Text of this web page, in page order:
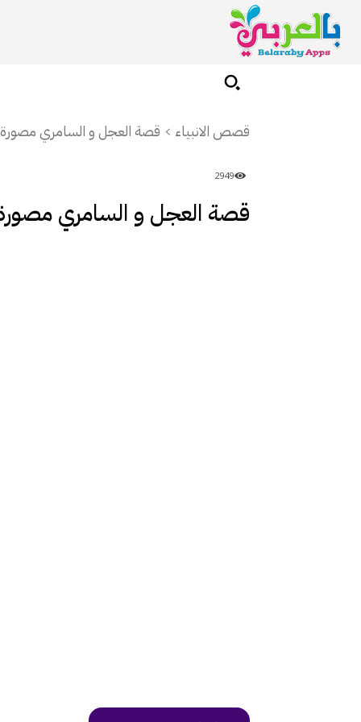
قصص الانبياء قصة العجل و السامري
2949
قصة العجل و السامري